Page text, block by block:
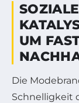
UM
Die
Schnelligkeit